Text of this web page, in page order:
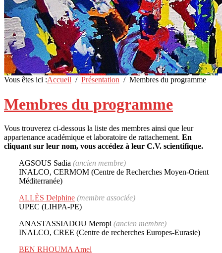
Vous êtes ici :Accueil Présentation Membres du programme
Membres du programme
Vous trouverez ci-dessous la liste des membres ainsi que leur
appartenance académique et laboratoire de rattachement. En
cliquant sur leur nom, vous accédez à leur C.V. scientifique.
AGSOUS Sadia (ancien membre)
INALCO, CERMOM (Centre de Recherches Moyen-Orient
Méditerranée)
ALLÈS Delphine (membre associée)
UPEC (LIHPA-PE)
ANASTASSIADOU Meropi (ancien membre)
INALCO, CREE (Centre de recherches Europes-Eurasie)
BEN RHOUMA Amel